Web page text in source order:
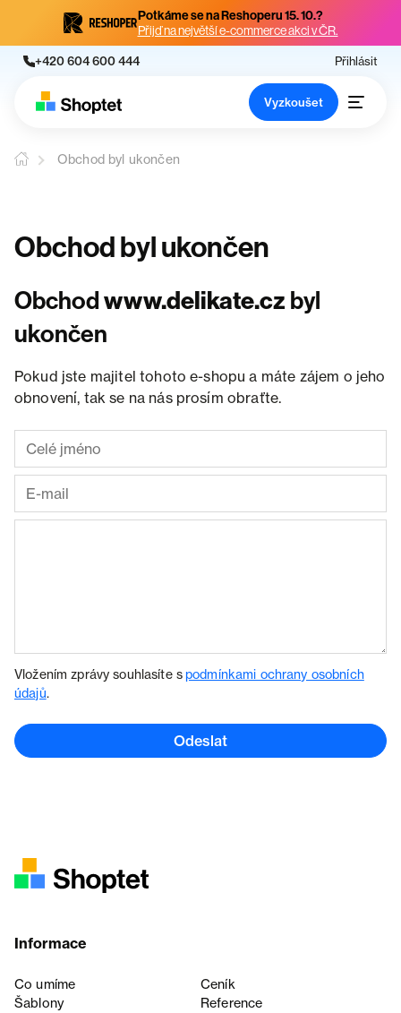
Potkáme se na Reshoperu 15. 10.?
Přijď na největší e-commerce akci v ČR.
+420 604 600 444 Přihlásit
Vyzkoušet
Obchod byl ukončen
Obchod byl ukončen
Obchodwww.delikate.cz byl
ukončen
Pokud jste majitel tohoto e-shopu a máte zájem o jeho
obnovení, tak se na nás prosím obraťte.
Vložením zprávy souhlasíte spodmínkami ochrany osobních
údajů.
Odeslat
Informace
Co umíme
Ceník
Šablony
Reference